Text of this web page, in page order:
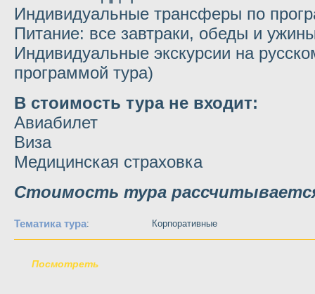
Индивидуальные трансферы по
Питание: все завтраки, обеды и
Индивидуальные экскурсии на
программой тура)
В стоимость тура не входит:
Авиабилет
Виза
Медицинская страховка
Стоимость тура
Тематика тура: Корпоративные
Посмотреть